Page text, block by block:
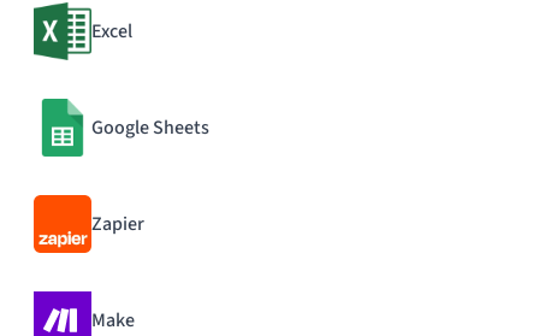
Excel
Google Sheets
Zapier
Make